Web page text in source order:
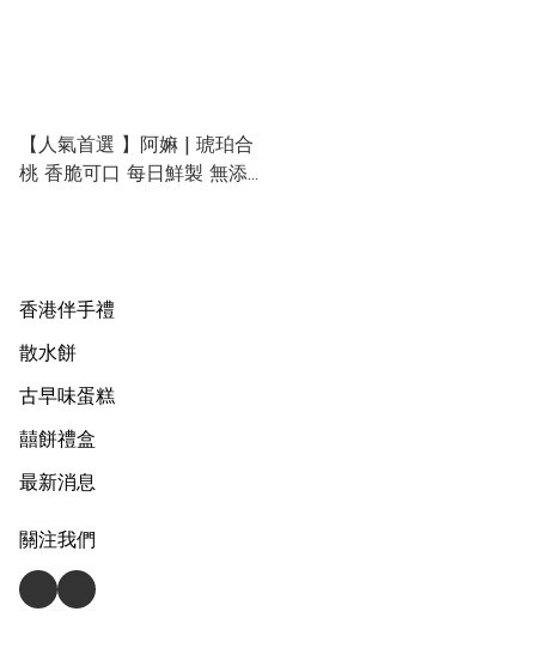
【人氣首選 】阿嫲 | 琥珀合
桃 香脆可口 每日鮮製 無添
香港伴手禮
散水餅
古早味蛋糕
囍餅禮盒
最新消息
關注我們